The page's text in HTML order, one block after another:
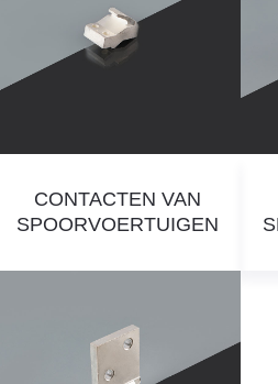
CONTACTEN VAN
SPOORVOERTUIGEN